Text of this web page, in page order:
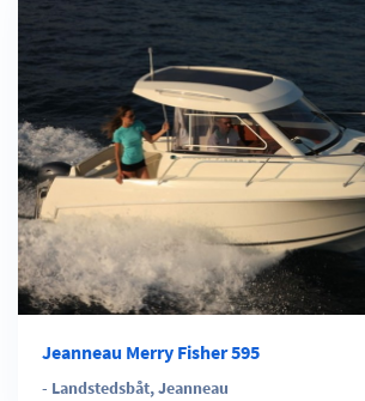
Jeanneau Merry Fisher 595
- Landstedsbåt,Jeanneau